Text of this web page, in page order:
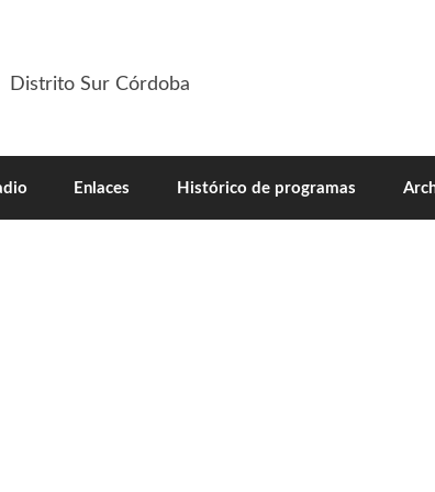
Distrito Sur Córdoba
Enlaces Histórico de programas